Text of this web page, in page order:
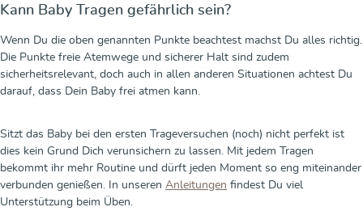
Kann Baby Tragen gefährlich sein?
Wenn Du die oben genannten Punkte beachtest machst Du alles richtig.
Die Punkte freie Atemwege und sicherer Halt sind zudem
sicherheitsrelevant, doch auch in allen anderen Situationen achtest Du
darauf, dass Dein Baby frei atmen kann.
Sitzt das Baby bei den ersten Trageversuchen (noch) nicht perfekt ist
dies kein Grund Dich verunsichern zu lassen. Mit jedem Tragen
bekommt ihr mehr Routine und dürft jeden Moment so eng miteinander
verbunden genießen. In unseren Anleitungen findest Du viel
Unterstützung beim Üben.